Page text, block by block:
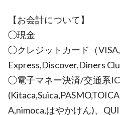
【お会計について】
◯現金
◯クレジットカード（
Express,Discover,Diners
◯電子マネー決済/交通系
A,nimoca,はやかけん)、